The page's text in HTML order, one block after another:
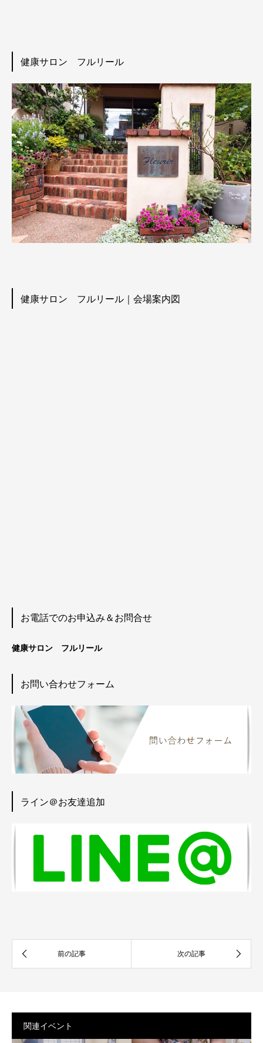
健康サロン フルリール
健康サロン フルリール｜会場案内図
お電話でのお申込み＆お問合せ
健康サロン フルリール
お問い合わせフォーム
ライン＠お友達追加
関連イベント